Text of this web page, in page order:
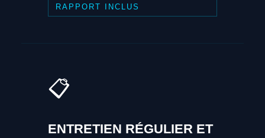
RAPPORT INCLUS
📋
ENTRETIEN RÉGULIER ET